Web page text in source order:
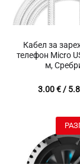
Кабел за
телефон Micro
м,
3.00€/